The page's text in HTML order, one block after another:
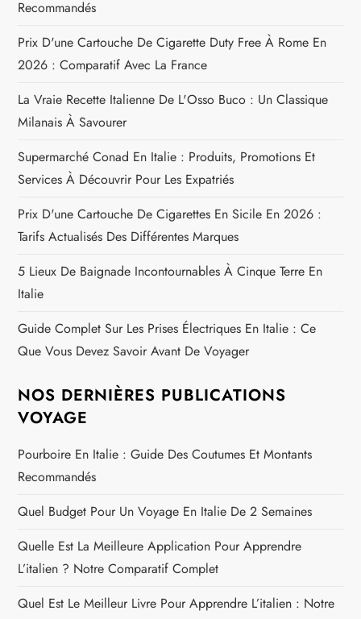
r
t
i
c
l
e
Recommandés
Prix D'une Cartouche De Cigarette Duty Free À Rome En
2026 : Comparatif Avec La France
La Vraie Recette Italienne De L'Osso Buco : Un Classique
Milanais À Savourer
Supermarché Conad En Italie : Produits, Promotions Et
Services À Découvrir Pour Les Expatriés
Prix D'une Cartouche De Cigarettes En Sicile En 2026 :
Tarifs Actualisés Des Différentes Marques
5 Lieux De Baignade Incontournables À Cinque Terre En
Italie
Guide Complet Sur Les Prises Électriques En Italie : Ce
Que Vous Devez Savoir Avant De Voyager
NOS DERNIÈRES PUBLICATIONS
VOYAGE
Pourboire En Italie : Guide Des Coutumes Et Montants
Recommandés
Quel Budget Pour Un Voyage En Italie De 2 Semaines
Quelle Est La Meilleure Application Pour Apprendre
L’italien ? Notre Comparatif Complet
Quel Est Le Meilleur Livre Pour Apprendre L’italien : Notre